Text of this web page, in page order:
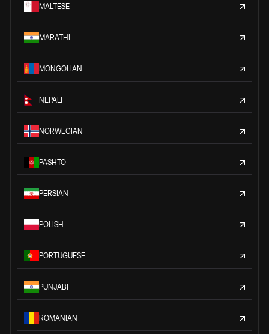
MALTESE
MARATHI
MONGOLIAN
NEPALI
NORWEGIAN
PASHTO
PERSIAN
POLISH
PORTUGUESE
PUNJABI
ROMANIAN